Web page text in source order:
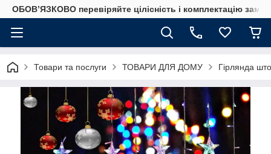
ОБОВ’ЯЗКОВО перевіряйте цілісність і комплектацію
Товари та послуги ТОВАРИ ДЛЯ ДОМУ Гірлянда